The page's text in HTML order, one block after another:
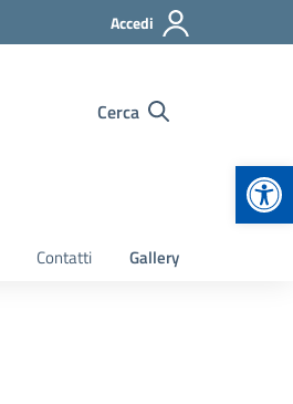
Accedi
Cerca
Contatti Gallery